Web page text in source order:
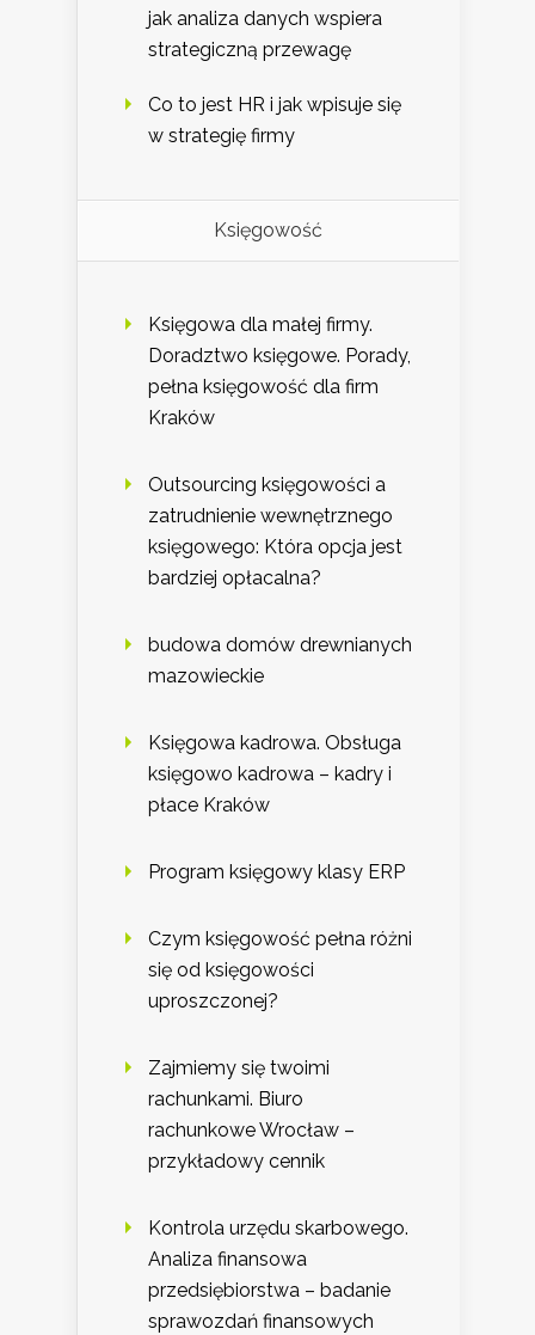
jak analiza danych wspiera
strategiczną przewagę
Co to jest HR i jak wpisuje się
w strategię firmy
Księgowość
Księgowa dla małej firmy.
Doradztwo księgowe. Porady,
pełna księgowość dla firm
Kraków
Outsourcing księgowości a
zatrudnienie wewnętrznego
księgowego: Która opcja jest
bardziej opłacalna?
budowa domów drewnianych
mazowieckie
Księgowa kadrowa. Obsługa
księgowo kadrowa – kadry i
płace Kraków
Program księgowy klasy ERP
Czym księgowość pełna różni
się od księgowości
uproszczonej?
Zajmiemy się twoimi
rachunkami. Biuro
rachunkowe Wrocław –
przykładowy cennik
Kontrola urzędu skarbowego.
Analiza finansowa
przedsiębiorstwa – badanie
sprawozdań finansowych